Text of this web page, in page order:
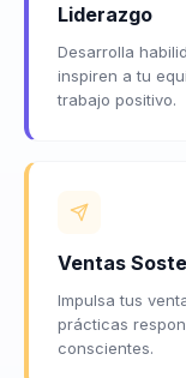
Liderazgo
Desarrolla
inspiren a tu
trabajo positivo.
Ventas
Impulsa tus
prácticas
conscientes.